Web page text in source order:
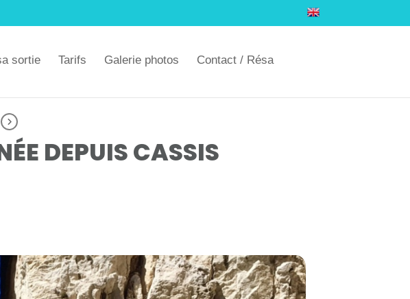
sortie Tarifs Galerie photos Contact / Résa
DEPUIS CASSIS